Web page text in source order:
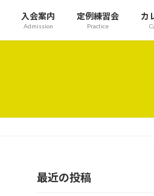
入会案内
Admission
定例練習会
Practice
カ
最近の投稿